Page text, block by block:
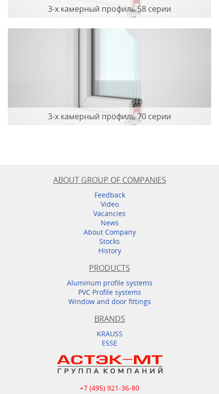
3-x камерный профиль 58 серии
3-х камерный профиль 70 серии
ABOUT GROUP OF COMPANIES
Feedback
Video
Vacancies
News
About Company
Stocks
History
PRODUCTS
Aluminum profile systems
PVC Profile systems
Window and door fittings
BRANDS
KRAUSS
ESSE
+7 (495) 921-36-80